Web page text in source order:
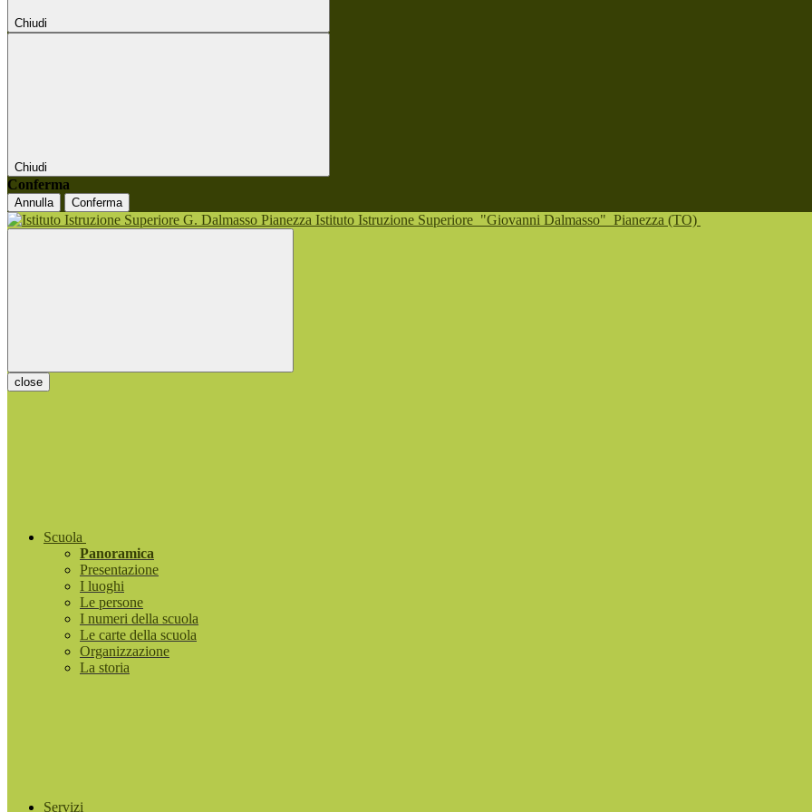
Chiudi
Chiudi
Conferma
Annulla Conferma
Istituto Istruzione Superiore "Giovanni Dalmasso" Pianezza (TO)
close
Scuola
Panoramica
Presentazione
I luoghi
Le persone
I numeri della scuola
Le carte della scuola
Organizzazione
La storia
Servizi